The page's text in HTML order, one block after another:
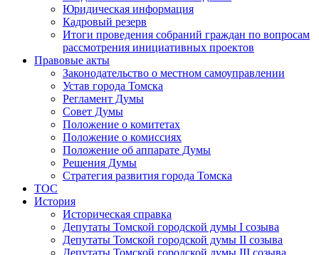
Юридическая информация
Кадровый резерв
Итоги проведения собраний граждан по вопросам
рассмотрения инициативных проектов
Правовые акты
Законодательство о местном самоуправлении
Устав города Томска
Регламент Думы
Совет Думы
Положение о комитетах
Положение о комиссиях
Положение об аппарате Думы
Решения Думы
Стратегия развития города Томска
ТОС
История
Историческая справка
Депутаты Томской городской думы I созыва
Депутаты Томской городской думы II созыва
Депутаты Томской городской думы III созыва